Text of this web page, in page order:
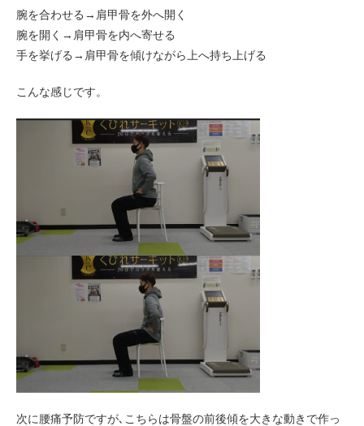
腕を合わせる→肩甲骨を外へ開く
腕を開く→肩甲骨を内へ寄せる
手を挙げる→肩甲骨を傾けながら上へ持ち上げる
こんな感じです。
次に腰痛予防ですが､こちらは骨盤の前後傾を大きな動きで作っ